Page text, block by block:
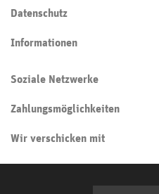
Datenschutz
Informationen
Soziale Netzwerke
Zahlungsmöglichkeiten
Wir verschicken mit